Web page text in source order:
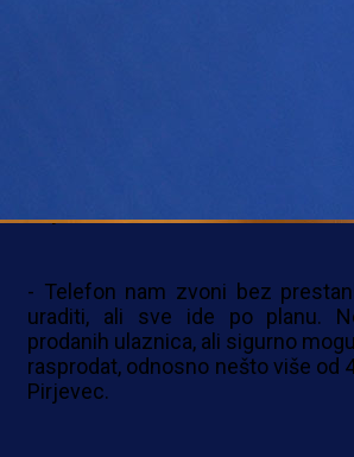
- Telefon nam zvoni bez
uraditi, ali sve ide po planu.
prodanih ulaznica, ali sigurno
rasprodat, odnosno nešto više od
Pirjevec.